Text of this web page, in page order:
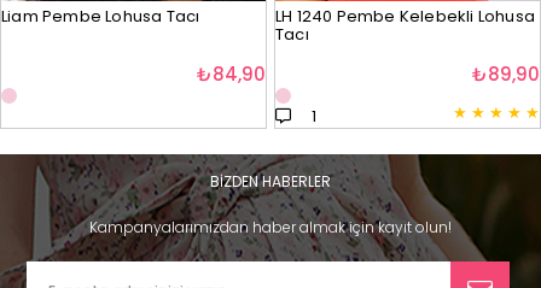
Liam Pembe Lohusa Tacı
₺84,90
LH 1240 Pembe Kelebekli Lohusa
Tacı
★ ★ ★ ★ ★
1
₺89,90
BİZDEN HABERLER
Kampanyalarımızdan haber almak için kayıt olun!